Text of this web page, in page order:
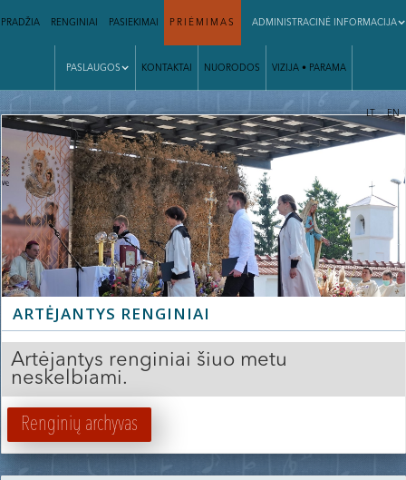
PRADŽIA RENGINIAI PASIEKIMAI PRIĖMIMAS ADMINISTRACINĖ INFORMACIJA
PASLAUGOS KONTAKTAI NUORODOS VIZIJA • PARAMA
| LT EN
ARTĖJANTYS RENGINIAI
Artėjantys renginiai šiuo metu
neskelbiami.
Renginių archyvas